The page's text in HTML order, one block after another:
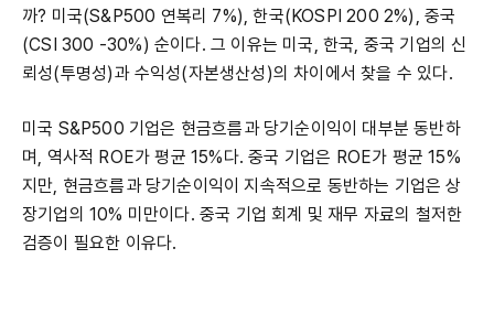
까? 미국(S&P500 연복리 7%), 한국(KOSPI 200 2%), 중국
(CSI 300 -30%) 순이다. 그 이유는 미국, 한국, 중국 기업의 신
뢰성(투명성)과 수익성(자본생산성)의 차이에서 찾을 수 있다.
미국 S&P500 기업은 현금흐름과 당기순이익이 대부분 동반하
며, 역사적 ROE가 평균 15%다. 중국 기업은 ROE가 평균 15%
지만, 현금흐름과 당기순이익이 지속적으로 동반하는 기업은 상
장기업의 10% 미만이다. 중국 기업 회계 및 재무 자료의 철저한
검증이 필요한 이유다.